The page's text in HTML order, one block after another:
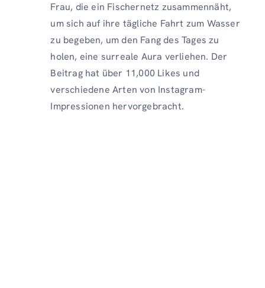
Frau, die ein Fischernetz zusammennäht,
um sich auf ihre tägliche Fahrt zum Wasser
zu begeben, um den Fang des Tages zu
holen, eine surreale Aura verliehen. Der
Beitrag hat über 11,000 Likes und
verschiedene Arten von Instagram-
Impressionen hervorgebracht.